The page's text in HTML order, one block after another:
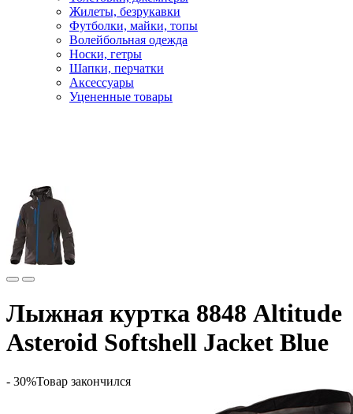
Жилеты, безрукавки
Футболки, майки, топы
Волейбольная одежда
Носки, гетры
Шапки, перчатки
Аксессуары
Уцененные товары
Лыжная куртка 8848 Altitude
Asteroid Softshell Jacket Blue
- 30%Товар закончился